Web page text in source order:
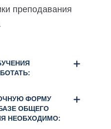
преподавания
ФОРМУ
ОБЩЕГО
НЕОБХОДИМО: